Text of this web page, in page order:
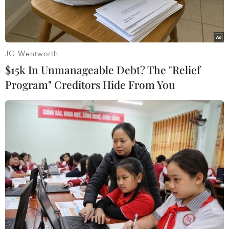
riêng.
(Nguồn: Hanoimoi)
Chiều 12/7, Thanh tra Bộ Nội vụ tổ chức buổi
công bố Kết luận thanh tra việc thực hiện các
quy định của pháp luật về quản lý biên chế
công chức, số lượng người làm việc; tuyển
JG Wentworth
$15k In Unmanageable Debt? The "Relief
Program" Creditors Hide From You